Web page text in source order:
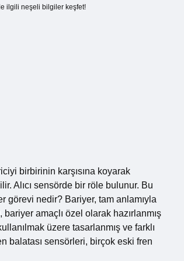
ilgili neşeli bilgiler keşfet!
birbirinin karşısına koyarak
Alıcı sensörde bir röle bulunur. Bu
görevi nedir? Bariyer, tam anlamıyla
amaçlı özel olarak hazırlanmış
üzere tasarlanmış ve farklı
balatası sensörleri, birçok eski fren